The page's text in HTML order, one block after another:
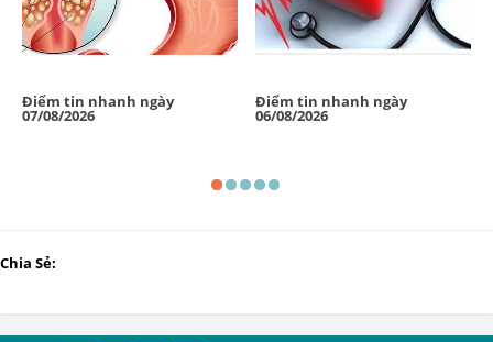
Điểm tin nhanh ngày
07/08/2026
Điểm tin nhanh ngày
06/08/2026
Chia Sẻ: